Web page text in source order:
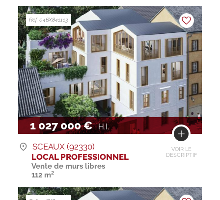
1 027 000 € H.I.
VOIR LE
DESCRIPTIF
Ref. 046X841113
SCEAUX (92330)
LOCAL PROFESSIONNEL
Vente de murs libres
112 m²